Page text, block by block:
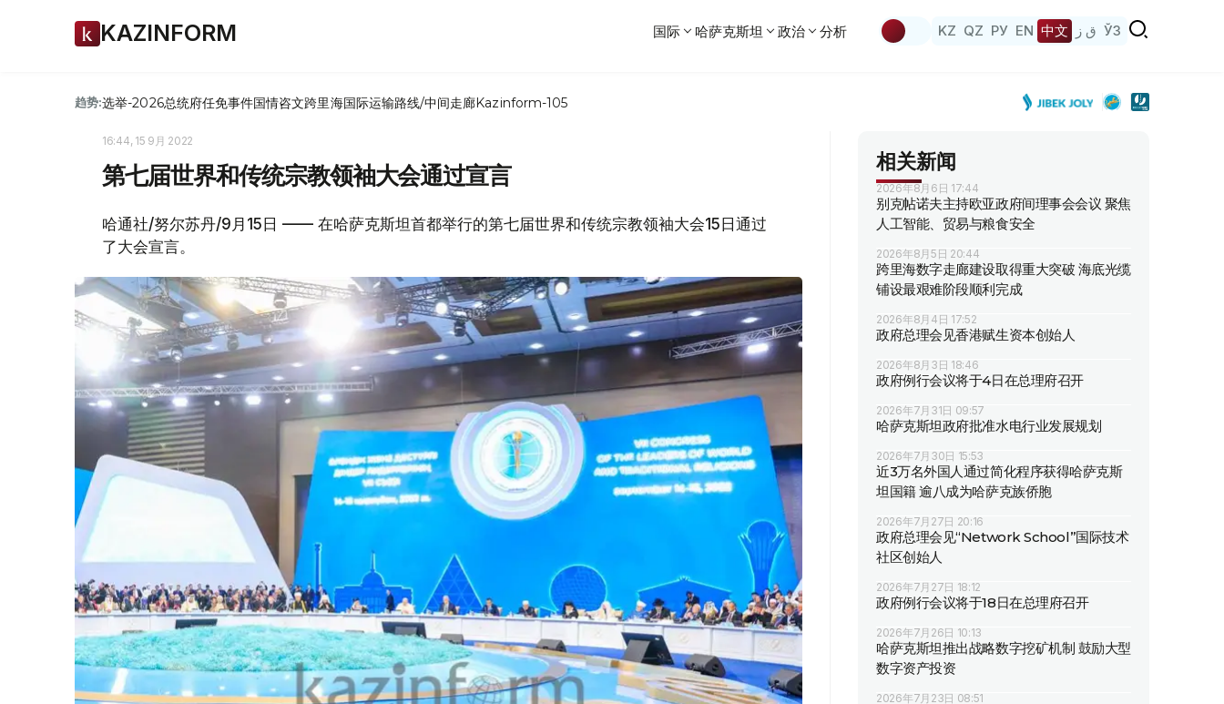
KAZINFORM 国际 哈萨克斯坦 政治 分析 KZ QZ РУ EN 中文 ق ز ЎЗ
趋势:选举-2026总统府任免事件国情咨文跨里海国际运输路线/中间走廊Kazinform-105
16:44, 15 9月 2022
第七届世界和传统宗教领袖大会通过宣言
哈通社/努尔苏丹/9月15日 —— 在哈萨克斯坦首都举行的第七届世界和传统宗教领袖大会15日通过
了大会宣言。
相关新闻
2026年8月6日 17:44
别克帖诺夫主持欧亚政府间理事会会议 聚焦
人工智能、贸易与粮食安全
2026年8月5日 20:44
跨里海数字走廊建设取得重大突破 海底光缆
铺设最艰难阶段顺利完成
2026年8月4日 17:52
政府总理会见香港赋生资本创始人
2026年8月3日 18:46
政府例行会议将于4日在总理府召开
2026年7月31日 09:57
哈萨克斯坦政府批准水电行业发展规划
2026年7月30日 15:53
近3万名外国人通过简化程序获得哈萨克斯
坦国籍 逾八成为哈萨克族侨胞
2026年7月27日 20:16
政府总理会见“Network School”国际技术
社区创始人
2026年7月27日 18:12
政府例行会议将于18日在总理府召开
2026年7月26日 10:13
哈萨克斯坦推出战略数字挖矿机制 鼓励大型
数字资产投资
2026年7月23日 08:51